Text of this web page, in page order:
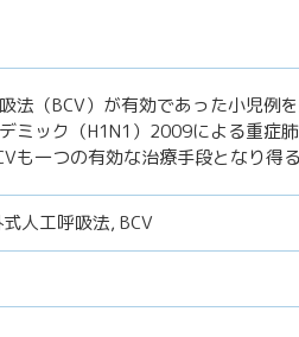
法（BCV）が有効であった小児例
ミック（H1N1）2009による重症
一つの有効な治療手段となり得る
人工呼吸法, BCV